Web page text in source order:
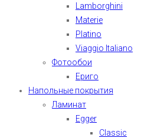
Lamborghini
Materie
Platino
Viaggio Italiano
Фотообои
Ериго
Напольные покрытия
Ламинат
Egger
Classic